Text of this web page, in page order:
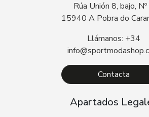
Rúa Unión 8, bajo,
15940 A Pobra do
Llámanos: +34
Contacta
Apartados